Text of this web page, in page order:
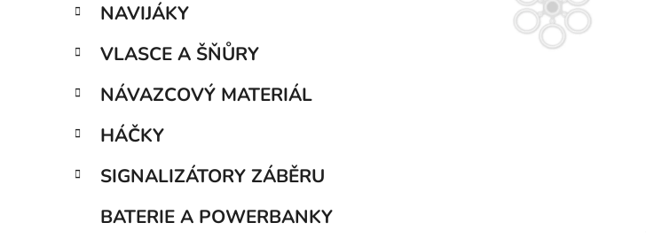
n
n
í
p
n
l
i
NAVIJÁKY
VLASCE A ŠŇŮRY
NÁVAZCOVÝ MATERIÁL
HÁČKY
SIGNALIZÁTORY ZÁBĚRU
BATERIE A POWERBANKY